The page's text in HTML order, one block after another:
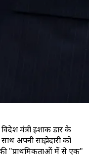
मंत्री इशाक डार के
अपनी साझेदारी को
की "प्राथमिकताओं में से एक"